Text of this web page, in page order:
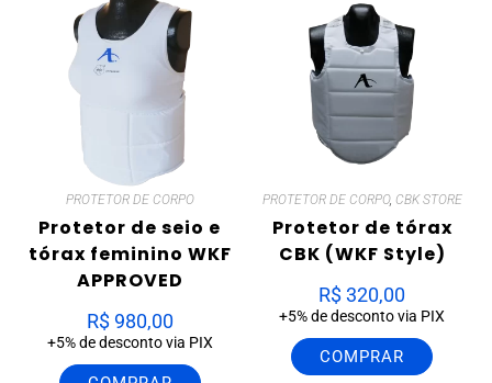
PROTETOR DE CORPO
Protetor de seio e
tórax feminino WKF
APPROVED
R$980,00
+5% de desconto via PIX
PROTETOR DE CORPO, CBK STORE
Protetor de tórax
CBK (WKF Style)
R$320,00
+5% de desconto via PIX
COMPRAR